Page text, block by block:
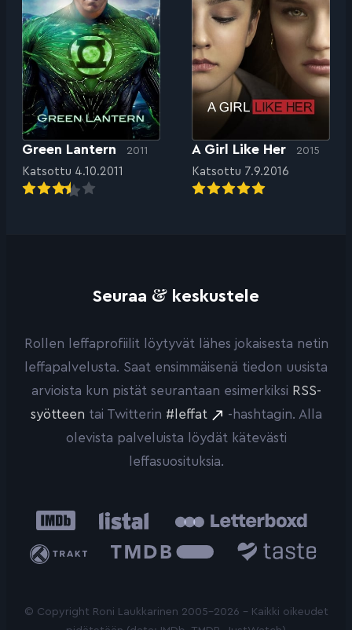
Green Lantern 2011
Katsottu 4.10.2011
A Girl Like Her 2015
Katsottu 7.9.2016
Seuraa & keskustele
Rollen leffaprofiilit löytyvät lähes jokaisesta netin
leffapalvelusta. Saat ensimmäisenä tiedon uusista
arvioista kun pistät seurantaan esimerkiksi RSS-
syötteen tai Twitterin #leffat
-hashtagin. Alla
olevista palveluista löydät kätevästi
leffasuosituksia.
IMDb Listal
Trakt
Database
© Copyright Roni Laukkarinen 2005-2026 - Kaikki oikeudet